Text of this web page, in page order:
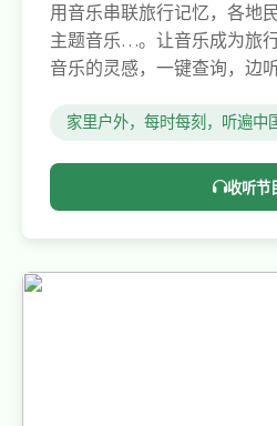
用音乐串联旅行记忆，各地
主题音乐…。让音乐成为旅
音乐的灵感，一键查询，边听
家里户外，每时每刻，听遍中
收听节